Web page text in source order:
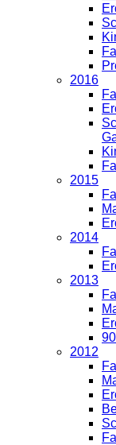
2016
2015
2014
2013
2012